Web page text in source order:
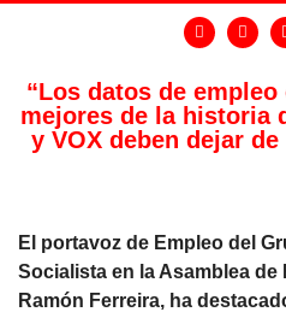
“Los datos de
mejores de la historia
y VOX deben dejar
El portavoz de Empleo del
Socialista en la Asamblea de
Ramón Ferreira, ha